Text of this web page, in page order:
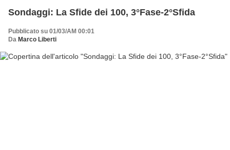
Sondaggi: La Sfide dei 100, 3°Fase-2°Sfida
Pubblicato su 01/03/AM 00:01
Da Marco Liberti